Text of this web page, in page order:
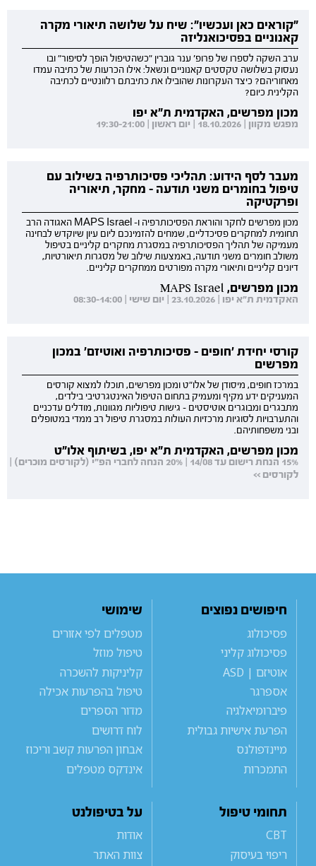
"קוראים כאן ועכשיו": שיח על שלושה תיאורי מקרה
קאנוניים בפסיכואנליזה
ערב השקה לספרו של פרופ' ענר גוברין "כשהטיפול הופך לסיפור" ובו
נעסוק בשלושה טקסטים קאנוניים ונשאל: אילו הכרעות של כתיבה עמדו
מאחוריהם? כיצד העקרונות שהובילו את כתיבתם רלוונטיים לכתיבה
הקלינית כיום?
מכון מפרשים, האקדמית ת"א יפו
מפגש מקוון | 18.10.2026 | יום ראשון | 19:30-21:00
מעבר לסף הידוע: תהליכי פסיכותרפיה בשילוב עם
טיפול בחומרים משני תודעה - מחקר, תיאוריה
ופרקטיקה
מכון מפרשים לחקר והוראת הפסיכותרפיה ו- MAPS Israel האגודה הרב
תחומית למחקרים פסיכדליים, שמחים להזמינכם ליום עיון שיוקדש לבחינה
מעמיקה של תהליך הפסיכותרפיה במסגרת מחקרים קליניים בטיפול
משולב חומרים משני תודעה, באמצעות שילוב של מסגרות תיאורטיות,
דיונים קליניים ותיאורי מקרה מפורטים ממחקרים קליניים.
מכון מפרשים, MAPS Israel
האקדמית ת"א יפו | 23.10.2026 | יום שישי | 08:30-14:00
קורסי יחידת 'חופים - פסיכותרפיה ואוטיזם' במכון
מפרשים
במרכז חופים, מיסודן של אלו"ט ומכון מפרשים, תוכלו למצוא קורסים
המעניקים ידע מקיף ומעמיק בתחום הטיפול האינטגרטיבי בילדים,
מתבגרים ומבוגרים אוטיסטים - גישות טיפוליות מגוונות, מודלים עדכניים
והתערבויות לסוגיות מרכזיות העולות במסגרת טיפול רב ממדי במטופלים
ובני משפחותיהם.
מכון מפרשים, האקדמית ת"א יפו, בשיתוף אלו"ט
15% הנחת רישום עד 14/08 | 20% הנחה לחברי הפ"י (לקורסים מוכרים) |
לקורסים >>
חיפושים נפוצים
פסיכולוג
פסיכולוג קליני
אוטיזם | ASD
אספרגר
פיברומיאלגיה
הפרעת אישיות גבולית
מיינדפולנס
התמכרות
שימושי
מטפלים לפי אזורים
טיפול מוזל
קליניקות להשכרה
טיפול בהפרעות אכילה
מדור הספרים
לוח דרושים
אבחון הפרעות קשב וריכוז
אינדקס מטפלים
תחומי טיפול
CBT
ריפוי בעיסוק
על בטיפולנט
אודות
צוות האתר